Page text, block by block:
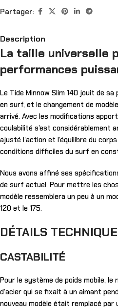
Partager:
Description
La taille universelle
performances
Le Tide Minnow Slim 140 jouit de
en surf, et le changement de
arrivé. Avec les modifications
coulabilité s’est considérablement
ajusté l’action et l’équilibre du
conditions difficiles du surf en
Nous avons affiné ses
de surf actuel. Pour mettre les
modèle ressemblera un peu à un
120 et le 175.
DÉTAILS
CASTABILITÉ
Pour le système de poids mobile, le
d’acier qui se fixait à un aimant
nouveau modèle était remplacé par